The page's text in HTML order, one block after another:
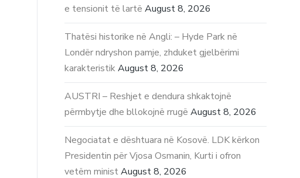
e tensionit të lartë August 8, 2026
Thatësi historike në Angli: – Hyde Park në
Londër ndryshon pamje, zhduket gjelbërimi
karakteristik August 8, 2026
AUSTRI – Reshjet e dendura shkaktojnë
përmbytje dhe bllokojnë rrugë August 8, 2026
Negociatat e dështuara në Kosovë. LDK kërkon
Presidentin për Vjosa Osmanin, Kurti i ofron
vetëm minist August 8, 2026